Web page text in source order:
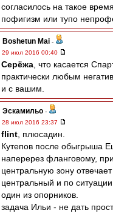
согласилось на такое
пофигизм или тупо
Boshetun Mai -
29 июл 2016 00:40
Серёжа , что касается
практически любым
и с вашим.
Эскамильо -
28 июл 2016 23:37
flint , плюсадин.
Кутепов после обыгрыша
наперерез фланговому,
центральную зону
центральный и по
один из опорников.
задача Ильи - не дать